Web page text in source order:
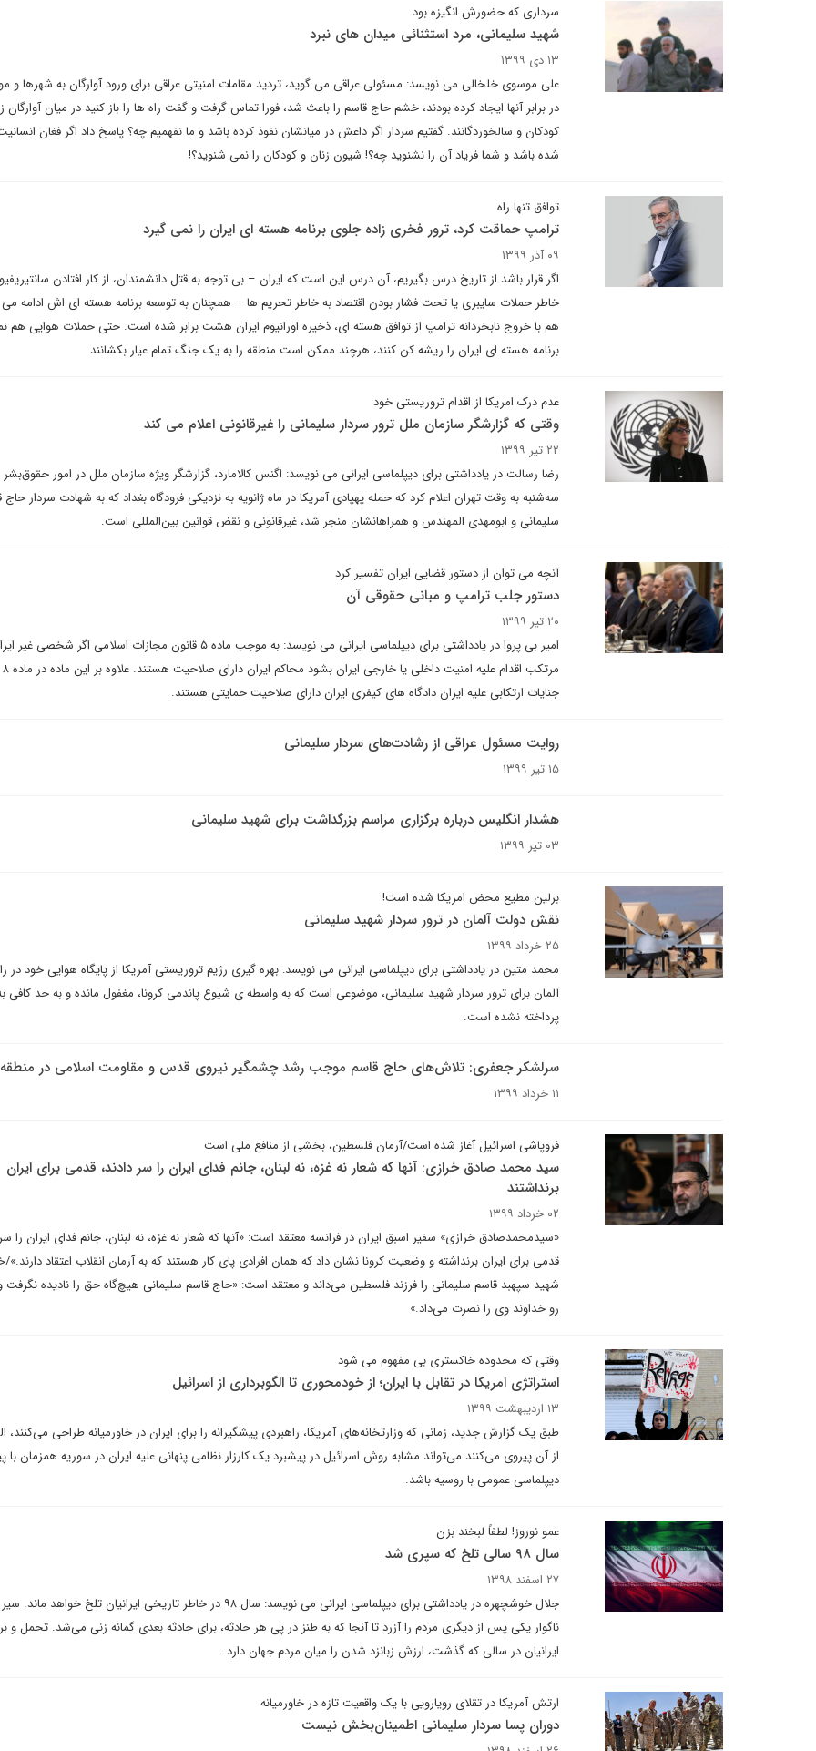
سرداری که حضورش انگیزه بود
شهید سلیمانی، مرد استثنائی میدان های نبرد
۱۳ دی ۱۳۹۹
علی موسوی خلخالی می نویسد: مسئولی عراقی می گوید، تردید مقامات امنیتی عراقی برای ورود آوارگان به شهرها و
در برابر آنها ایجاد کرده بودند، خشم حاج قاسم را باعث شد، فورا تماس گرفت و گفت راه ها را باز کنید در میان آوارگان
کودکان و سالخوردگانند. گفتیم سردار اگر داعش در میانشان نفوذ کرده باشد و ما نفهمیم چه؟ پاسخ داد اگر فغان
شده باشد و شما فریاد آن را نشنوید چه؟! شیون زنان و کودکان را نمی شنوید؟!
توافق تنها راه
ترامپ حماقت کرد، ترور فخری زاده جلوی برنامه هسته ای ایران را نمی گیرد
۰۹ آذر ۱۳۹۹
اگر قرار باشد از تاریخ درس بگیریم، آن درس این است که ایران – بی توجه به قتل دانشمندان، از کار افتادن
خاطر حملات سایبری یا تحت فشار بودن اقتصاد به خاطر تحریم ها – همچنان به توسعه برنامه هسته ای اش ادامه می
هم با خروج نابخردانه ترامپ از توافق هسته ای، ذخیره اورانیوم ایران هشت برابر شده است. حتی حملات هوایی هم
برنامه هسته ای ایران را ریشه کن کنند، هرچند ممکن است منطقه را به یک جنگ تمام عیار بکشانند.
عدم درک امریکا از اقدام تروریستی خود
وقتی که گزارشگر سازمان ملل ترور سردار سلیمانی را غیرقانونی اعلام می کند
۲۲ تیر ۱۳۹۹
رضا رسالت در یادداشتی برای دیپلماسی ایرانی می نویسد: اگنس کالامارد، گزارشگر ویژه سازمان ملل در امور حقوق‌بشر
سه‌‌شنبه به وقت تهران اعلام کرد که حمله پهپادی آمریکا در ماه ژانویه به نزدیکی فرودگاه بغداد که به شهادت سردار حاج
سلیمانی و ابومهدی المهندس و همراهانشان منجر شد، غیرقانونی و نقض قوانین بین‌المللی است.
آنچه می توان از دستور قضایی ایران تفسیر کرد
دستور جلب ترامپ و مبانی حقوقی آن
۲۰ تیر ۱۳۹۹
امیر بی پروا در یادداشتی برای دیپلماسی ایرانی می نویسد: به موجب ماده ۵ قانون مجازات اسلامی اگر شخصی
جنایات ارتکابی علیه ایران دادگاه های کیفری ایران دارای صلاحیت حمایتی هستند.
روایت مسئول عراقی‌ از رشادت‌های سردار سلیمانی
۱۵ تیر ۱۳۹۹
هشدار انگلیس درباره برگزاری مراسم بزرگداشت برای شهید سلیمانی
۰۳ تیر ۱۳۹۹
برلین مطیع محض امریکا شده است!
نقش دولت آلمان در ترور سردار شهید سلیمانی
۲۵ خرداد ۱۳۹۹
محمد متین در یادداشتی برای دیپلماسی ایرانی می نویسد: بهره گیری رژیم تروریستی آمریکا از پایگاه هوایی خود در
آلمان برای ترور سردار شهید سلیمانی، موضوعی است که به واسطه ی شیوع پاندمی کرونا، مغفول مانده و به حد کافی
پرداخته نشده است.
سرلشکر جعفری:‌ تلاش‌های حاج قاسم موجب رشد چشمگیر نیروی قدس و مقاومت اسلامی در
۱۱ خرداد ۱۳۹۹
فروپاشی اسرائیل آغاز شده است/آرمان فلسطین، بخشی از منافع ملی است
سید محمد صادق خرازی: آنها که شعار نه غزه، نه لبنان، جانم فدای ایران را سر دادند، قدمی برای ایران
برنداشتند
۰۲ خرداد ۱۳۹۹
«سیدمحمدصادق خرازی» سفیر اسبق ایران در فرانسه معتقد است: «آنها که شعار نه غزه، نه لبنان، جانم فدای ایران را سر
قدمی برای ایران برنداشته و وضعیت کرونا نشان داد که همان افرادی پای کار هستند که به آرمان انقلاب اعتقاد دارند.»/
شهید سپهبد قاسم سلیمانی را فرزند فلسطین می‌داند و معتقد است: «حاج قاسم سلیمانی هیچ‌گاه حق را نادیده
رو خداوند وی را نصرت می‌داد.»
وقتی که محدوده خاکستری بی مفهوم می شود
استراتژی امریکا در تقابل با ایران؛ از خودمحوری تا الگوبرداری از اسرائیل
۱۳ اردیبهشت ۱۳۹۹
طبق یک گزارش جدید، زمانی که وزارتخانه‌های آمریکا، راهبردی پیشگیرانه را برای ایران در خاورمیانه طراحی می‌کنند،
از آن پیروی می‌کنند می‌تواند مشابه روش اسرائیل در پیشبرد یک کارزار نظامی پنهانی علیه ایران در سوریه همزمان با
دیپلماسی عمومی با روسیه باشد.
عمو نوروز! لطفاً لبخند بزن
سال ۹۸ سالی تلخ که سپری شد
۲۷ اسفند ۱۳۹۸
جلال خوشچهره در یادداشتی برای دیپلماسی ایرانی می نویسد: سال ۹۸ در خاطر تاریخی ایرانیان تلخ
ناگوار یکی پس از دیگری مردم را آزرد تا آنجا که به طنز در پی هر حادثه، برای حادثه بعدی گمانه زنی می‌شد. تحمل و
ایرانیان در سالی که گذشت، ارزش زبانزد شدن را میان مردم جهان دارد.
ارتش آمریکا در تقلای رویارویی با یک واقعیت تازه در خاورمیانه
دوران پسا سردار سلیمانی اطمینان‌بخش نیست